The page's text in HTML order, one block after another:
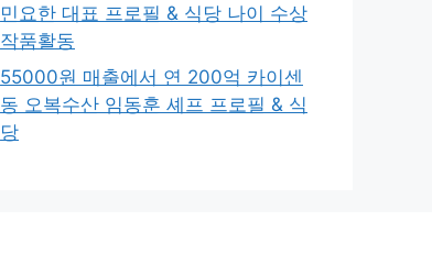
민요한 대표 프로필 & 식당 나이 수상
작품활동
55000원 매출에서 연 200억 카이센
동 오복수산 임동훈 셰프 프로필 & 식
당